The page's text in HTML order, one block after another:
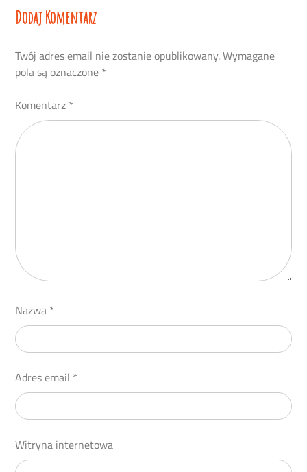
Dodaj Komentarz
Twój adres email nie zostanie opublikowany.Wymagane
pola są oznaczone *
Komentarz *
Nazwa *
Adres email *
Witryna internetowa